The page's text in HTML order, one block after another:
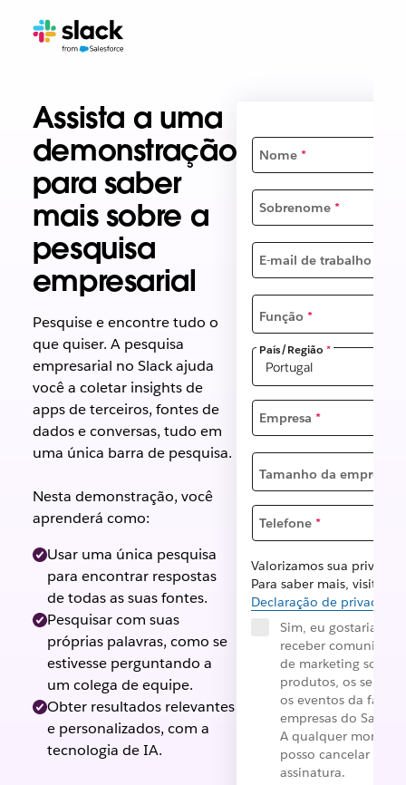
Assista a uma
demonstração
para saber
mais sobre a
pesquisa
empresarial
Pesquise e encontre tudo o
que quiser. A pesquisa
empresarial no Slack ajuda
você a coletar insights de
apps de terceiros, fontes de
dados e conversas, tudo em
uma única barra de pesquisa.
Nesta demonstração, você
aprenderá como:
Usar uma única pesquisa
para encontrar respostas
de todas as suas fontes.
Pesquisar com suas
próprias palavras, como se
estivesse perguntando a
um colega de equipe.
Obter resultados relevantes
e personalizados, com a
tecnologia de IA.
Nome *
Sobrenome *
E-mail de trabalho
Função *
País/Região *
Empresa *
Tamanho da empresa
Telefone *
Valorizamos sua
Para saber mais, visite
Declaração de
Sim, eu gostaria de
receber
de marketing sobre
produtos, os
os eventos da
empresas do
A qualquer
posso cancelar a
assinatura.